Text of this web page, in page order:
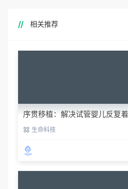
相关推荐
序贯移植：解决试管婴儿反复
生命科技